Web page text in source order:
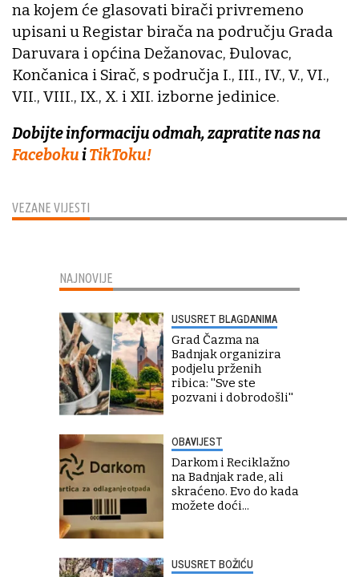
VEZANE VIJESTI
na kojem će glasovati birači privremeno
upisani u Registar birača na području Grada
Daruvara i općina Dežanovac, Đulovac,
Končanica i Sirač, s područja I., III., IV., V., VI.,
VII., VIII., IX., X. i XII. izborne jedinice.
Dobijte informaciju odmah, zapratite nas na
FacebokuiTikToku!
NAJNOVIJE
USUSRET BLAGDANIMA
Grad Čazma na
Badnjak organizira
podjelu prženih
ribica: ''Sve ste
pozvani i dobrodošli''
OBAVIJEST
Darkom i Reciklažno
na Badnjak rade, ali
skraćeno. Evo do kada
možete doći...
USUSRET BOŽIĆU